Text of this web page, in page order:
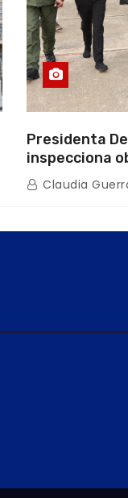
Presidenta
inspecciona
restauración
tras
Claudia